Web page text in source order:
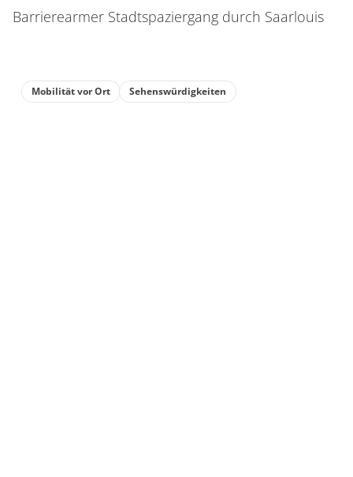
Barrierearmer Stadtspaziergang durch Saarlouis
Mobilität vor Ort Sehenswürdigkeiten